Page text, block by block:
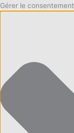
Gérer le consentement